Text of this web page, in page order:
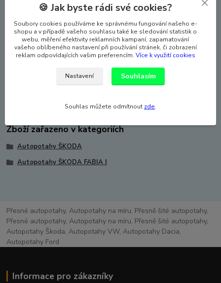
VYROBENO v EU. NOVINKA NA TRHU - ZAVÁDĚCÍ CENA!
Silné polstrování, laminovaná spodní vrstva textilního
materiálu. Potahy lze prát na 30°, velmi snadná montáž.
Autopotahy dokonale pasují i na anatomicky tvarovaných
sedadlech, a laminace autopotahy zpevňuje a zabraňuje
auto včetně povlaků hlavových opěrek. Vhodné pro auta s
bočními airbagy, ale lze použít i pro auto, které boční airbag
Zboží zařazeno v kategoriích
Autopotahy ŠKODA
Autopotahy ŠKODA FABIA I
Přesné autopotahy, Autopotahy na míru, Přesně šité autopotahy,
Přesné autopotahy, Autopotahy na míru, Přesně šité autopotahy,
Autopotahy Škoda, Autopotahy VW, Autopotahy Dacia,
Autopotahy Ford
Informace pro zákazníky
🍪 Jak byste rádi své cookies?
Soubory cookies používáme ke správnému fungování našeho e-
shopu a v případě vašeho souhlasu také ke sledování statistik o
webu, měření efektivity reklamních kampaní, zapamatování
vašeho oblíbeného nastavení při používání stránek, či zobrazení
reklam odpovídajících vašim preferencím. Více k využití cookies
Nastavení Souhlasím
Souhlas můžete odmítnout zde.